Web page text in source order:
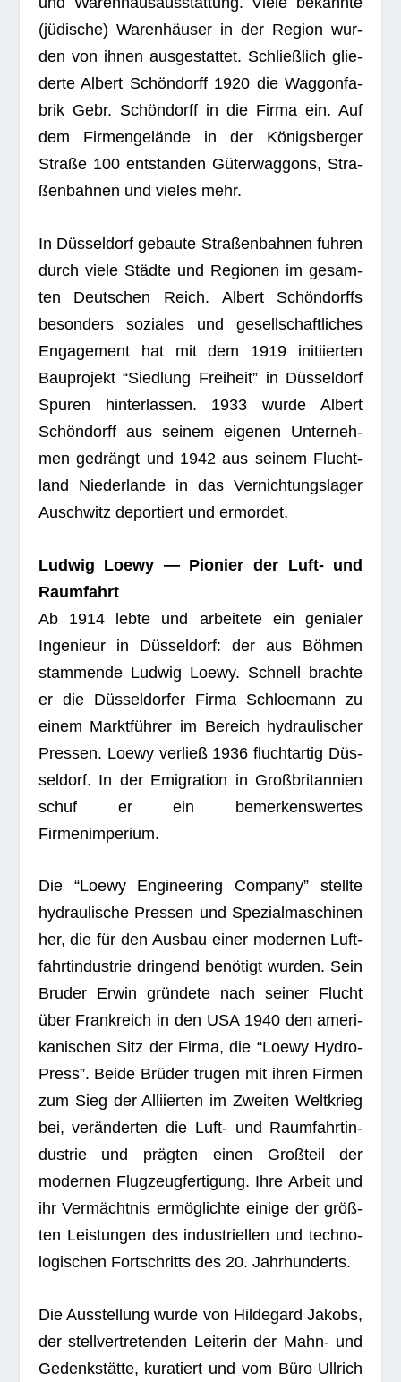
(jüdi­sche) Waren­häu­ser in der Region wur­
den von ihnen aus­ge­stat­tet. Schließ­lich glie­
derte Albert Schön­dorff 1920 die Wag­gon­fa­
brik Gebr. Schön­dorff in die Firma ein. Auf
dem Fir­men­ge­lände in der Königs­ber­ger
Straße 100 ent­stan­den Güter­wag­gons, Stra­
ßen­bah­nen und vie­les mehr.
In Düs­sel­dorf gebaute Stra­ßen­bah­nen fuh­ren
durch viele Städte und Regio­nen im gesam­
ten Deut­schen Reich. Albert Schön­dorffs
beson­ders sozia­les und gesell­schaft­li­ches
Enga­ge­ment hat mit dem 1919 initi­ier­ten
Bau­pro­jekt “Sied­lung Frei­heit” in Düs­sel­dorf
Spu­ren hin­ter­las­sen. 1933 wurde Albert
Schön­dorff aus sei­nem eige­nen Unter­neh­
men gedrängt und 1942 aus sei­nem Flucht­
land Nie­der­lande in das Ver­nich­tungs­la­ger
Ausch­witz depor­tiert und ermordet.
Lud­wig Loewy — Pio­nier der Luft- und
Raum­fahrt
Ab 1914 lebte und arbei­tete ein genia­ler
Inge­nieur in Düs­sel­dorf: der aus Böh­men
stam­mende Lud­wig Loewy. Schnell brachte
er die Düs­sel­dor­fer Firma Schloe­mann zu
einem Markt­füh­rer im Bereich hydrau­li­scher
Pres­sen. Loewy ver­ließ 1936 flucht­ar­tig Düs­
sel­dorf. In der Emi­gra­tion in Groß­bri­tan­nien
schuf er ein bemer­kens­wer­tes
Firmenimperium.
Die “Loewy Engi­nee­ring Com­pany” stellte
hydrau­li­sche Pres­sen und Spe­zi­al­ma­schi­nen
her, die für den Aus­bau einer moder­nen Luft­
fahrt­in­dus­trie drin­gend benö­tigt wur­den. Sein
Bru­der Erwin grün­dete nach sei­ner Flucht
über Frank­reich in den USA 1940 den ame­ri­
ka­ni­schen Sitz der Firma, die “Loewy Hydro­
Press”. Beide Brü­der tru­gen mit ihren Fir­men
zum Sieg der Alli­ier­ten im Zwei­ten Welt­krieg
bei, ver­än­der­ten die Luft- und Raum­fahrt­in­
dus­trie und präg­ten einen Groß­teil der
moder­nen Flug­zeug­fer­ti­gung. Ihre Arbeit und
ihr Ver­mächt­nis ermög­lichte einige der größ­
ten Leis­tun­gen des indus­tri­el­len und tech­no­
lo­gi­schen Fort­schritts des 20. Jahrhunderts.
Die Aus­stel­lung wurde von Hil­de­gard Jakobs,
der stell­ver­tre­ten­den Lei­te­rin der Mahn- und
Gedenk­stätte, kura­tiert und vom Büro Ull­rich